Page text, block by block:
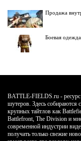
Продажа
Боевая
BATTLE-FIELDS.ru - ресурс
шутеров. Здесь собираются
крупных тайтлов как
Battlefront, The Division и
современной индустрии
получать только свежие